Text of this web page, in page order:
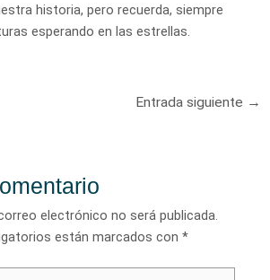
historia, pero recuerda, siempre
esperando en las estrellas.
Entrada siguiente →
electrónico no será publicada.
están marcados con*